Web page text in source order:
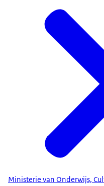
Ministerie van Onderwijs,